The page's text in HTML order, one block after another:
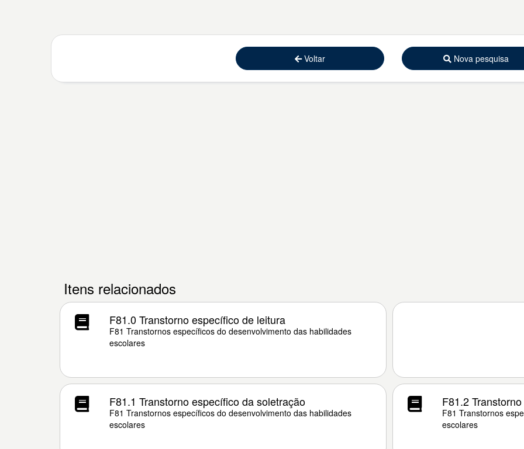
Voltar Nova pesquisa
Itens relacionados
F81.0 Transtorno específico de leitura
F81 Transtornos específicos do desenvolvimento das habilidades
escolares
F81.1 Transtorno específico da soletração
F81 Transtornos específicos do desenvolvimento das habilidades
escolares
F81.2
F81 Transtornos
escolares